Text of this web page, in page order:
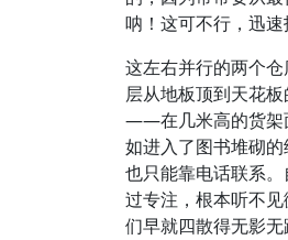
呐！这可不行，迅速
这左右并行的两个
层从地板顶到天花
——在几米高的货架
如进入了图书堆砌
也只能靠电话联系
过专注，根本听不
们早就四散得无影无